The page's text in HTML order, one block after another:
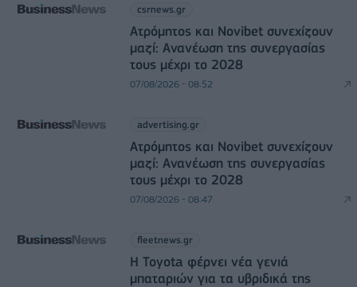
csrnews.gr
Ατρόμητος και Novibet συνεχίζουν
μαζί: Ανανέωση της συνεργασίας
τους μέχρι το 2028
07/08/2026 - 08:52
advertising.gr
Ατρόμητος και Novibet συνεχίζουν
μαζί: Ανανέωση της συνεργασίας
τους μέχρι το 2028
07/08/2026 - 08:47
fleetnews.gr
Η Toyota φέρνει νέα γενιά
μπαταριών για τα υβριδικά της